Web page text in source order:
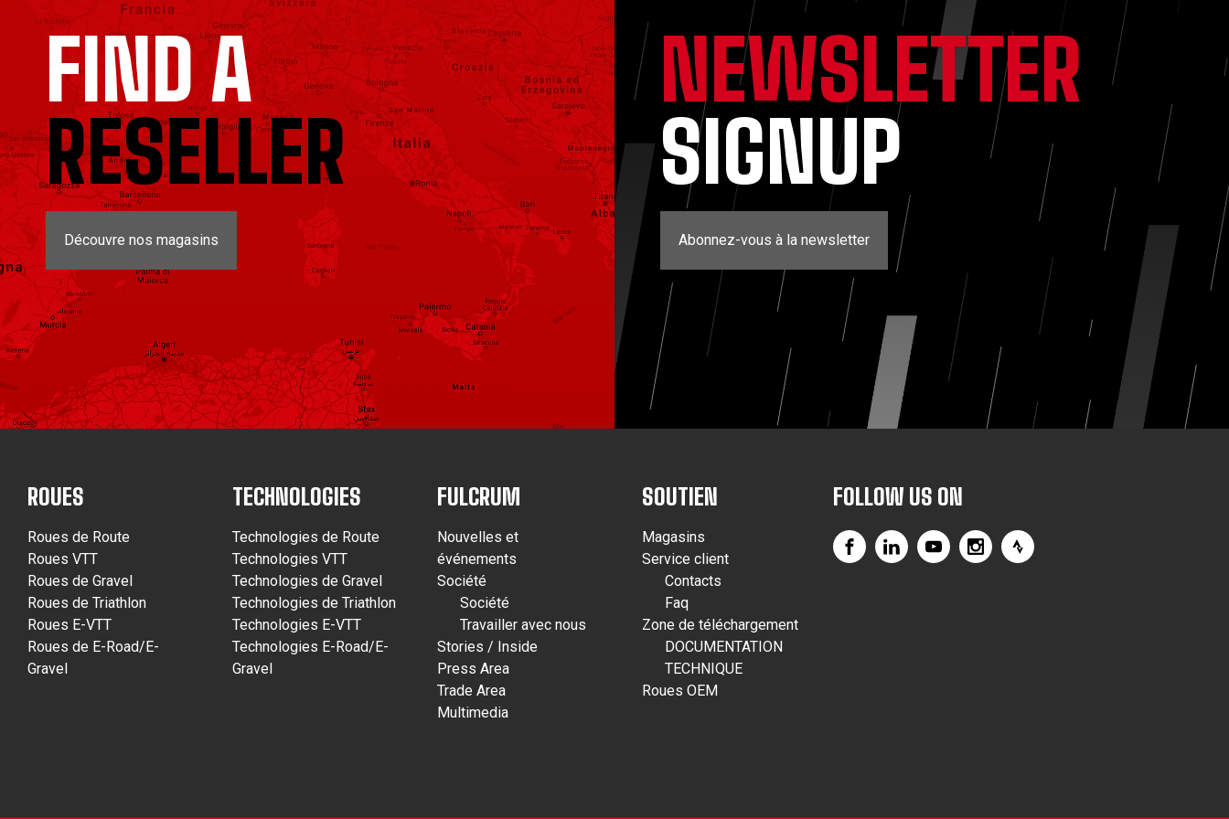
FIND A
RESELLER
Découvre nos magasins
NEWSLETTER
SIGNUP
Abonnez-vous à la newsletter
ROUES
Roues de Route
Roues VTT
Roues de Gravel
Roues de Triathlon
Roues E-VTT
Roues de E-Road/E-
Gravel
TECHNOLOGIES
Technologies de Route
Technologies VTT
Technologies de Gravel
Technologies de Triathlon
Technologies E-VTT
Technologies E-Road/E-
Gravel
FULCRUM
Nouvelles et
événements
Société
Société
Travailler avec nous
Stories / Inside
Press Area
Trade Area
Multimedia
SOUTIEN
Magasins
Service client
Contacts
Faq
Zone de téléchargement
DOCUMENTATION
TECHNIQUE
Roues OEM
FOLLOW US ON